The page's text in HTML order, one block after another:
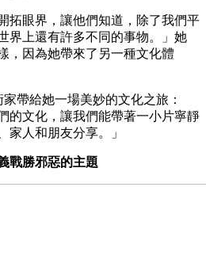
拓眼界，讓他們知道，除了我們平
界上還有許多不同的事物。」她
，因為她帶來了另一種文化體
帶給她一場美妙的文化之旅：
的文化，讓我們能帶著一小片寧靜
家人和朋友分享。」
戰勝邪惡的主題